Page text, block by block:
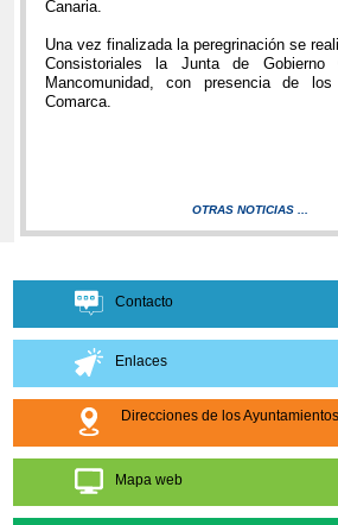
Canaria.
Una vez finalizada la peregrinación se
Consistoriales la Junta de Gobierno
Mancomunidad, con presencia de
Comarca.
OTRAS NOTICIAS ...
Contacto
Enlaces
Direcciones de los Ayuntamientos
Mapa web